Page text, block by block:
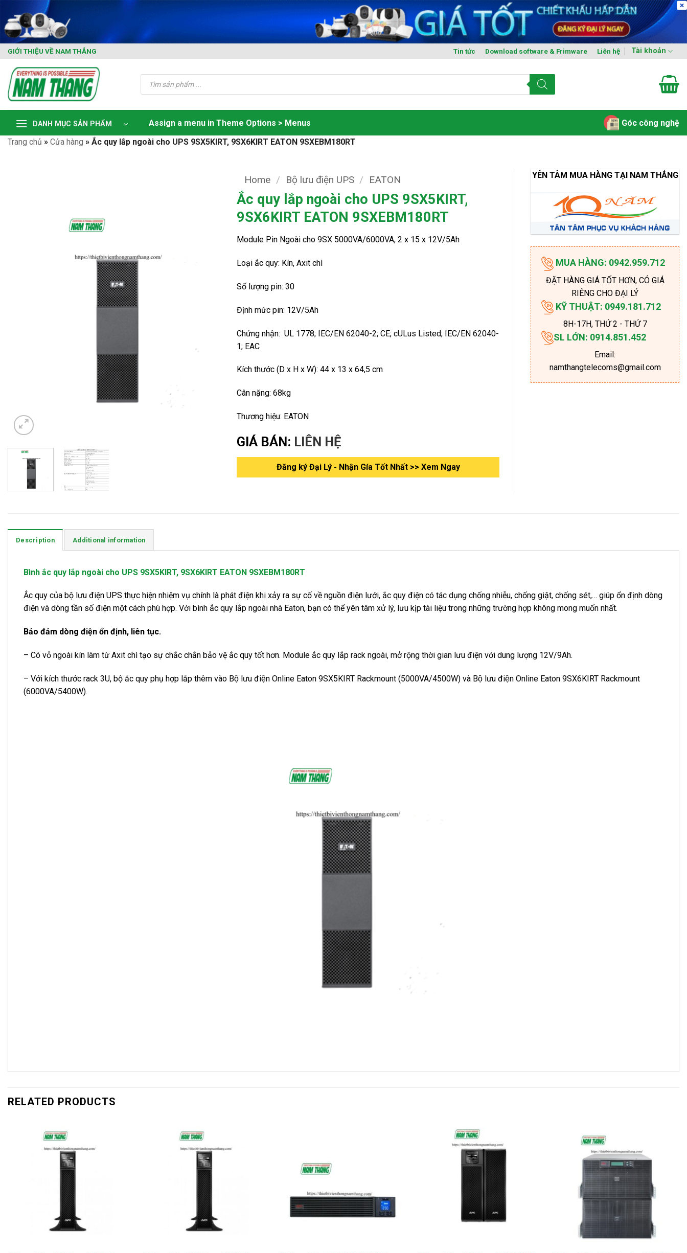
content
GIỚI THIỆU VỀ NAM THẮNG Tin tức Download software & Frimware Liên hệ Tài khoản
Tìm
kiếm
phẩm
DANH MỤC SẢN PHẨM Assign a menu in Theme Options > Menus
Góc công nghệ
Trang chủ » Cửa hàng » Ắc quy lắp ngoài cho UPS 9SX5KIRT, 9SX6KIRT EATON 9SXEBM180RT
Home / Bộ lưu điện UPS / EATON
Ắc quy lắp ngoài cho UPS 9SX5KIRT,
9SX6KIRT EATON 9SXEBM180RT
Module Pin Ngoài cho 9SX 5000VA/6000VA, 2 x 15 x 12V/5Ah
Loại ắc quy: Kín, Axit chì
Số lượng pin: 30
Định mức pin: 12V/5Ah
Chứng nhận: UL 1778; IEC/EN 62040-2; CE; cULus Listed; IEC/EN 62040-
1; EAC
Kích thước (D x H x W): 44 x 13 x 64,5 cm
Cân nặng: 68kg
Thương hiệu: EATON
GIÁ BÁN: LIÊN HỆ
Đăng ký Đại Lý - Nhận Gía Tốt Nhất >> Xem Ngay
YÊN TÂM MUA HÀNG TẠI NAM THẮNG
MUA HÀNG: 0942.959.712
ĐẶT HÀNG GIÁ TỐT HƠN, CÓ GIÁ
RIÊNG CHO ĐẠI LÝ
KỸ THUẬT: 0949.181.712
8H-17H, THỨ 2 - THỨ 7
SL LỚN: 0914.851.452
Email:
namthangtelecoms@gmail.com
Description Additional information
Bình ắc quy lắp ngoài cho UPS 9SX5KIRT, 9SX6KIRT EATON 9SXEBM180RT
Ắc quy của bộ lưu điện UPS thực hiện nhiệm vụ chính là phát điện khi xảy ra sự cố về nguồn điện lưới, ắc quy điện có tác dụng chống nhiễu, chống giật, chống sét,… giúp ổn định dòng
điện và dòng tần số điện một cách phù hợp. Với bình ắc quy lắp ngoài nhà Eaton, bạn có thể yên tâm xử lý, lưu kịp tài liệu trong những trường hợp không mong muốn nhất.
Bảo đảm dòng điện ổn định, liên tục.
– Có vỏ ngoài kín làm từ Axit chì tạo sự chắc chắn bảo vệ ắc quy tốt hơn. Module ắc quy lắp rack ngoài, mở rộng thời gian lưu điện với dung lượng 12V/9Ah.
– Với kích thước rack 3U, bộ ắc quy phụ hợp lắp thêm vào Bộ lưu điện Online Eaton 9SX5KIRT Rackmount (5000VA/4500W) và Bộ lưu điện Online Eaton 9SX6KIRT Rackmount
(6000VA/5400W).
RELATED PRODUCTS